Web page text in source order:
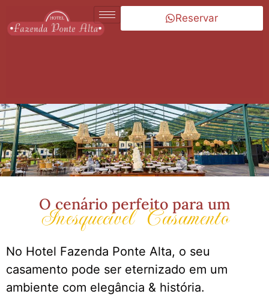
Reservar
O cenário perfeito para um
Inesquecível Casamento
No Hotel Fazenda Ponte Alta, o seu
casamento pode ser eternizado em um
ambiente com elegância & história.